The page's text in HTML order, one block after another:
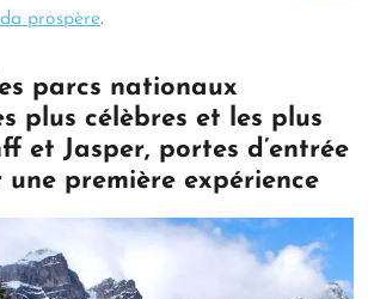
prospère.
parcs nationaux
plus célèbres et les plus
et Jasper, portes d’entrée
une première expérience